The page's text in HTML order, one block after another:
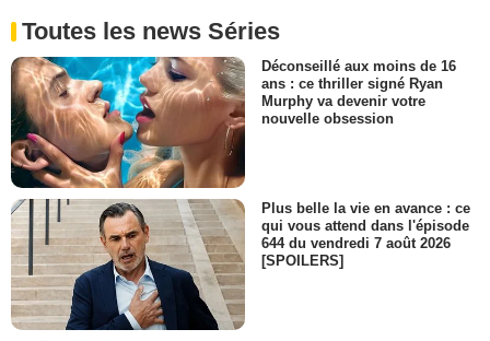
Toutes les news Séries
Déconseillé aux moins de 16
ans : ce thriller signé Ryan
Murphy va devenir votre
nouvelle obsession
Plus belle la vie en avance : ce
qui vous attend dans l'épisode
644 du vendredi 7 août 2026
[SPOILERS]